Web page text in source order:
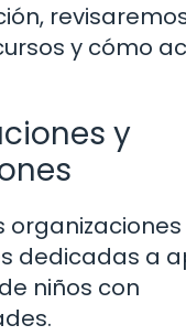
y cómo
y
organizaciones
dedicadas a
niños con